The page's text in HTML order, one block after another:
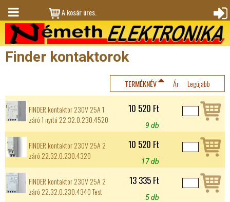
A kosár üres.
Bejele
ntkez
Finder kontaktorok
TERMÉKNÉV Ár Legújabb
FINDER kontaktor 230V 25A 1
záró 1 nyitó 22.32.0.230.4520
10 520 Ft
9 db
FINDER kontaktor 230V 25A 2
záró 22.32.0.230.4320
10 520 Ft
17 db
FINDER kontaktor 230V 25A 2
záró 22.32.0.230.4340 Test
13 335 Ft
5 db
M
en
ü